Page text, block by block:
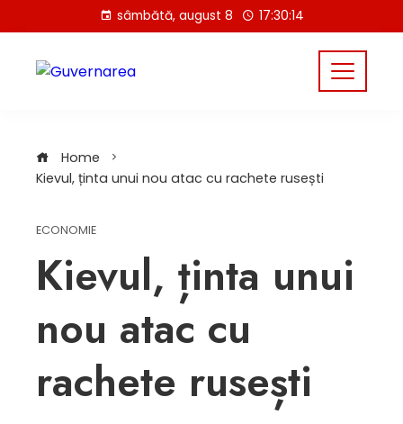
to
content
sâmbătă, august 8 17:30:15
Home
Kievul, ținta unui nou atac cu rachete rusești
ECONOMIE
Kievul, ținta unui
nou atac cu
rachete rusești